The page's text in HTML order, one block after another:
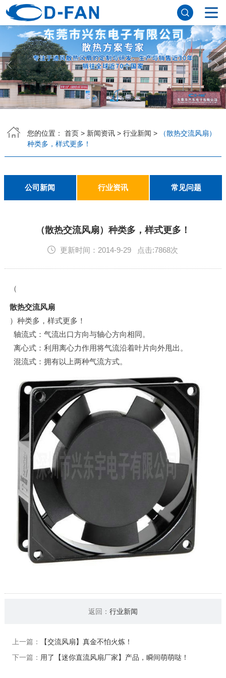
网站首页
关于香蕉APP下载安装污免费
公司简介
董事长寄语
发展历程
公司优势
企业文化
荣誉资质
企业风采
仪器设备
视频中心
产品中心
应用案例
工程案例
解决方案
公司新闻
行业资讯
常见问题
联系香蕉APP下载安装污免费
您的位置： 首页> 新闻资讯> 行业新闻 >
（散热交流风扇）
种类多，样式更多！
公司新闻 行业资讯 常见问题
（散热交流风扇）种类多，样式更多！
更新时间：2014-9-29 点击:7868次
（
散热交流风扇
）种类多，样式更多！
轴流式：气流出口方向与轴心方向相同。
离心式：利用离心力作用将气流沿着叶片向外甩出。
混流式：拥有以上两种气流方式。
返回： 行业新闻
上一篇：
【交流风扇】真金不怕火炼！
下一篇： 用了【迷你直流风扇厂家】产品，瞬间萌萌哒！